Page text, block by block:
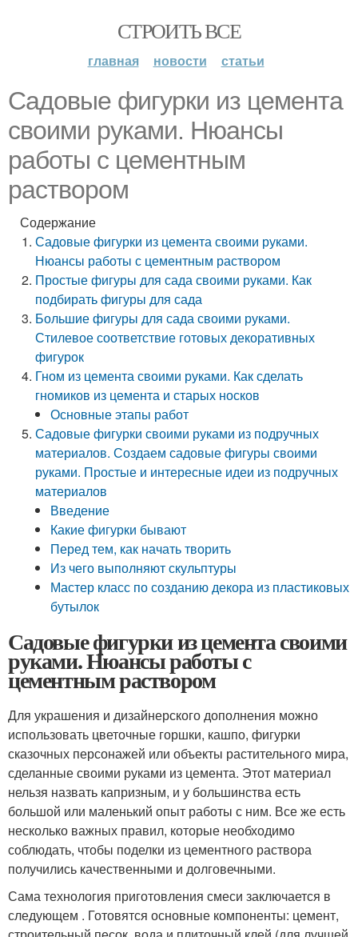
СТРОИТЬ ВСЕ
главная новости статьи
Садовые фигурки из цемента
своими руками. Нюансы
работы с цементным
раствором
Содержание
Садовые фигурки из цемента своими руками.
Нюансы работы с цементным раствором
Простые фигуры для сада своими руками. Как
подбирать фигуры для сада
Большие фигуры для сада своими руками.
Стилевое соответствие готовых декоративных
фигурок
Гном из цемента своими руками. Как сделать
гномиков из цемента и старых носков
Основные этапы работ
Садовые фигурки своими руками из подручных
материалов. Создаем садовые фигуры своими
руками. Простые и интересные идеи из подручных
материалов
Введение
Какие фигурки бывают
Перед тем, как начать творить
Из чего выполняют скульптуры
Мастер класс по созданию декора из пластиковых
бутылок
Садовые фигурки из цемента своими
руками. Нюансы работы с
цементным раствором
Для украшения и дизайнерского дополнения можно
использовать цветочные горшки, кашпо, фигурки
сказочных персонажей или объекты растительного мира,
сделанные своими руками из цемента. Этот материал
нельзя назвать капризным, и у большинства есть
большой или маленький опыт работы с ним. Все же есть
несколько важных правил, которые необходимо
соблюдать, чтобы поделки из цементного раствора
получились качественными и долговечными.
Сама технология приготовления смеси заключается в
следующем . Готовятся основные компоненты: цемент,